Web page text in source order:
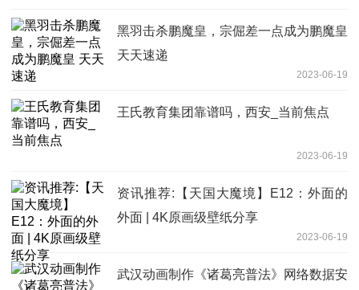
黑羽击杀鹏魔皇，宗倔差一点成为鹏魔皇
天天速递
2023-06-19
王氏教育集团靠谱吗，西安_当前焦点
2023-06-19
资讯推荐:【天国大魔境】E12：外面的
外面 | 4K原画级壁纸分享
2023-06-19
武汉动画制作《诸葛亮普法》网络数据安